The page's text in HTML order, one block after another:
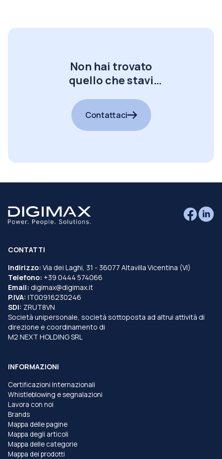
Non hai trovato
quello che stavi
Contattaci
CONTATTI
Indirizzo: Via dei Laghi, 31 - 36077 Altavilla Vicentina (VI)
Telefono: +39 0444 574066
Email: digimax@digimax.it
P.IVA: IT00916230246
SDI: ZRUT8VN
Società unipersonale, società sottoposta ad altrui attività di
direzione e coordinamento di
M2 NEXT HOLDING SRL
INFORMAZIONI
Certificazioni Internazionali
Whistleblowing e segnalazioni
Lavora con noi
Brands
Mappa delle pagine
Mappa degli articoli
Mappa delle categorie
Mappa dei prodotti